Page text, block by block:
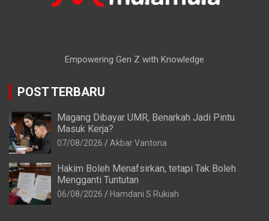
Empowering Gen Z with Knowledge
POST TERBARU
Magang Dibayar UMR, Benarkah Jadi Pintu
Masuk Kerja?
07/08/2026 Akbar Vantona
Hakim Boleh Menafsirkan, tetapi Tak Boleh
Mengganti Tuntutan
06/08/2026 Hamdani S Rukiah